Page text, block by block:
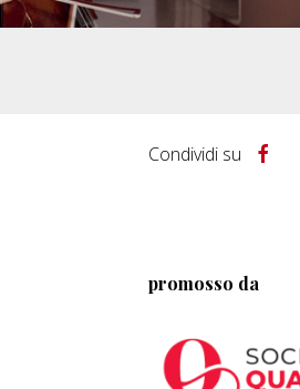
Condividi su
promosso da